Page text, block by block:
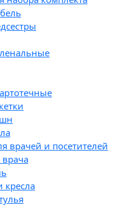
врачей и посетителей
врача
кресла